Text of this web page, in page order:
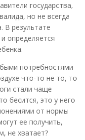
государства,
но не всегда
В результате
определяется
потребностями
что-то не то, то
стали чаще
бесится, это у него
от нормы
ее получить,
не хватает?